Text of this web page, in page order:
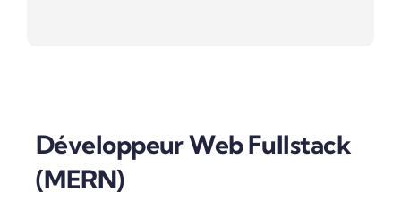
Développeur Web Fullstack
(MERN)